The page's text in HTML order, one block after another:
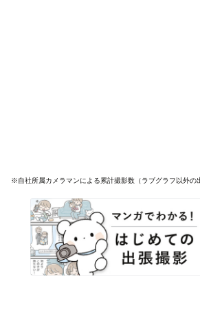
※自社所属カメラマンによる累計撮影数（ラブグラフ以外の